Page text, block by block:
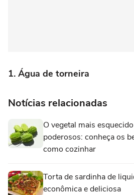
1. Água de torneira
Notícias relacionadas
O vegetal mais
poderosos: conheça os
como cozinhar
Torta de sardinha de
econômica e deliciosa